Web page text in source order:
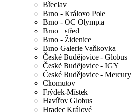
Břeclav
Brno - Královo Pole
Brno - OC Olympia
Brno - střed
Brno - Židenice
Brno Galerie Vaňkovka
České Budějovice - Globus
České Budějovice - IGY
České Budějovice - Mercury
Chomutov
Frýdek-Místek
Havířov Globus
Hradec Králové